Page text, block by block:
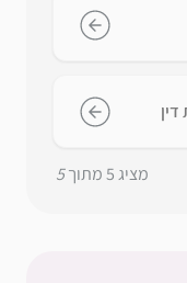
מציג5מתוך5